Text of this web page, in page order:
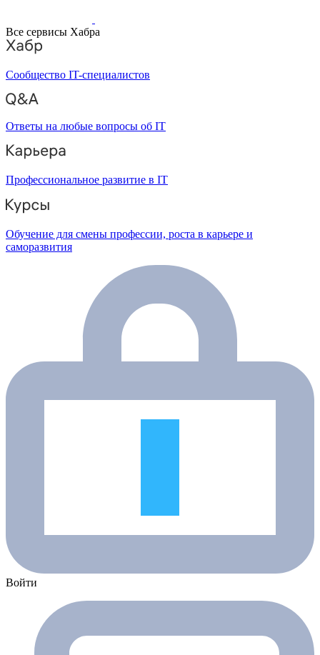
Все сервисы Хабра
Сообщество IT-специалистов
Ответы на любые вопросы об IT
Профессиональное развитие в IT
Обучение для смены профессии, роста в карьере и
саморазвития
Войти